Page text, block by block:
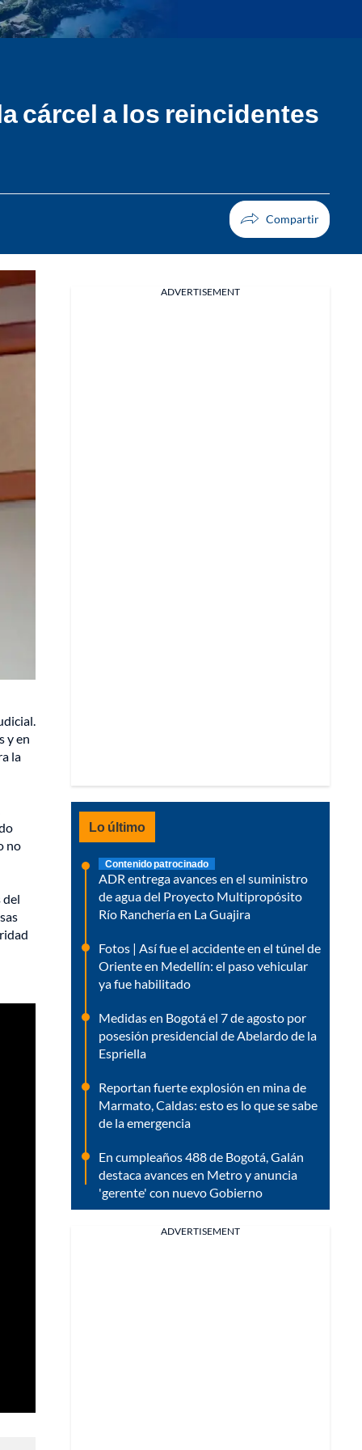
cárcel a los reincidentes
y en
la
no
del
ADVERTISEMENT
Lo último
Contenido patrocinado
ADR entrega avances en el suministro
de agua del Proyecto Multipropósito
Río Ranchería en La Guajira
Fotos | Así fue el accidente en el túnel de
Oriente en Medellín: el paso vehicular
ya fue habilitado
Medidas en Bogotá el 7 de agosto por
posesión presidencial de Abelardo de la
Espriella
Reportan fuerte explosión en mina de
Marmato, Caldas: esto es lo que se sabe
de la emergencia
En cumpleaños 488 de Bogotá, Galán
destaca avances en Metro y anuncia
'gerente' con nuevo Gobierno
ADVERTISEMENT